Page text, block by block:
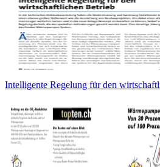
Intelligente Regelung für den